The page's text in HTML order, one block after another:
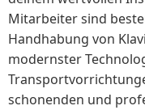
Mitarbeiter sind
Handhabung von
modernster
schonenden und